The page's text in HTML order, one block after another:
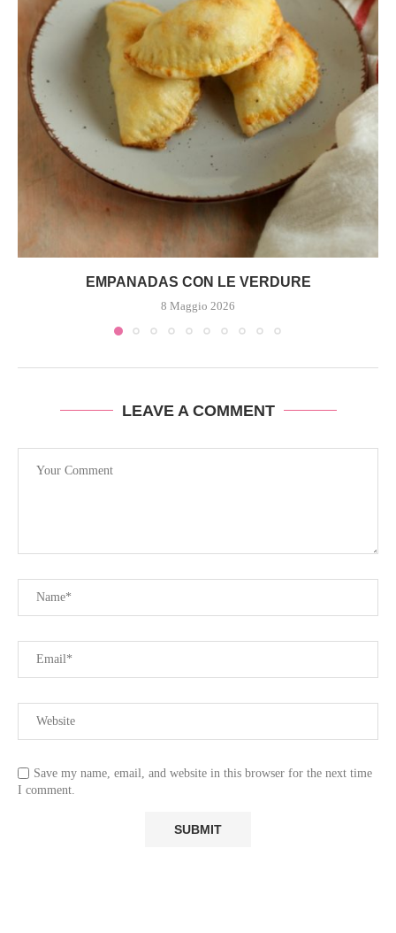
EMPANADAS CON LE VERDURE
8 Maggio 2026
LEAVE A COMMENT
Save my name, email, and website in this browser for the next time
I comment.